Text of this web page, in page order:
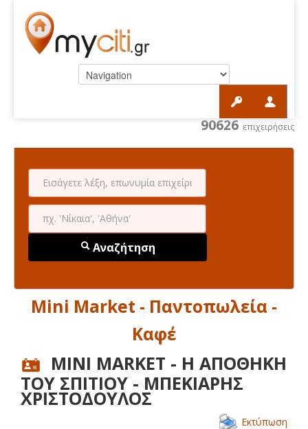
90626 επιχειρήσεις
Αναζήτηση
Mini Market - Παντοπωλεία -
Καφέ
MINI MARKET - Η ΑΠΟΘΗΚΗ
ΤΟΥ ΣΠΙΤΙΟΥ - ΜΠΕΚΙΑΡΗΣ
ΧΡΙΣΤΟΔΟΥΛΟΣ
Εκτύπωση